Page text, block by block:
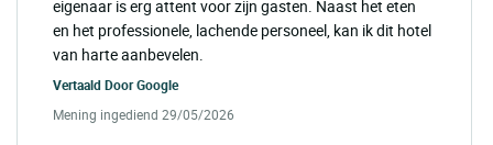
eigenaar is erg attent voor zijn gasten. Naast het eten
en het professionele, lachende personeel, kan ik dit hotel
van harte aanbevelen.
Vertaald DoorGoogle
Mening ingediend 29/05/2026